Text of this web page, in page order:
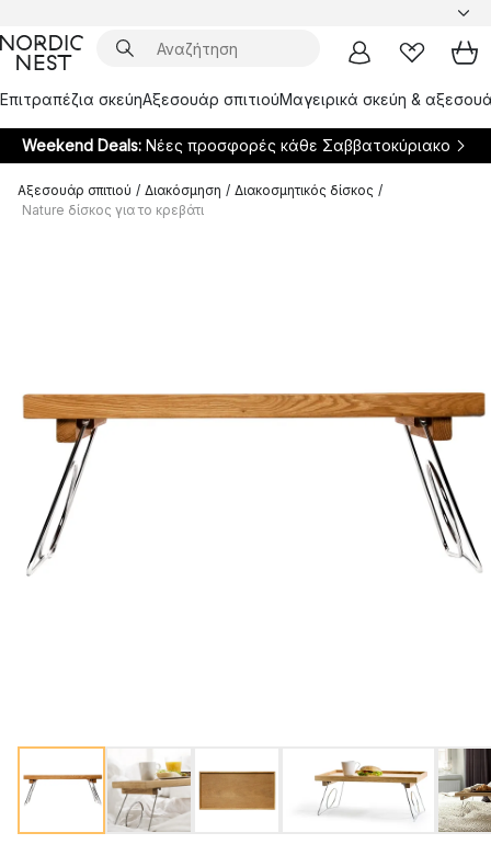
Επιτραπέζια σκεύηΑξεσουάρ σπιτιούΜαγειρικά σκεύη &
Weekend Deals: Νέες προσφορές κάθε Σαββατοκύριακο
Αξεσουάρ σπιτιού / Διακόσμηση / Διακοσμητικός δίσκος /
Nature δίσκος για το κρεβάτι